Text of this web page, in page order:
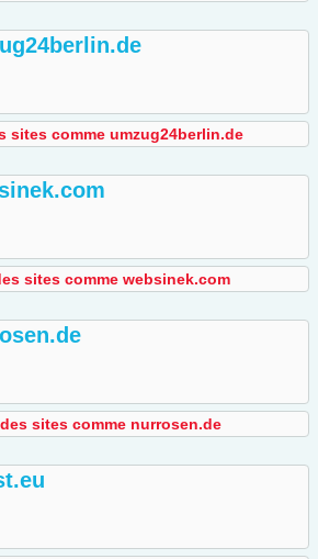
sites comme umzug24berlin.de
sites comme websinek.com
sites comme nurrosen.de